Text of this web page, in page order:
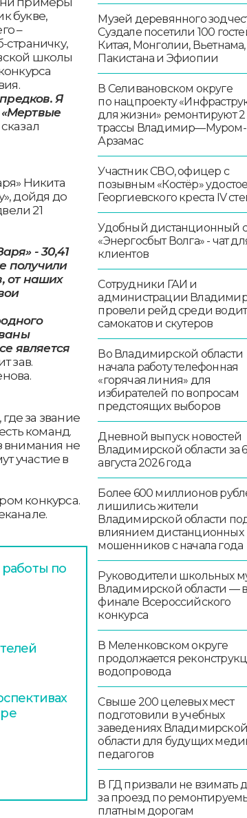
букве,
–
страничку,
школы
Я
«Мертвые
сказал
Никита
дойдя до
21
- 30,41
получили
от наших
является
зав.
за звание
команд.
внимания не
участие в
конкурса.
по
Музей деревянного
Суздале посетили 100
Китая, Монголии, Вьетнама,
Пакистана и Эфиопии
В Селивановском округе
по нацпроекту
для жизни» ремонтируют
трассы Владимир—Муром-
Арзамас
Участник СВО, офицер с
позывным «Костёр»
Георгиевского креста IV
Удобный дистанционный
«Энергосбыт Волга» - чат
клиентов
Сотрудники ГАИ и
администрации
провели рейд среди
самокатов и скутеров
Во Владимирской области
начала работу телефонная
«горячая линия» для
избирателей по вопросам
предстоящих выборов
Дневной выпуск новостей
Владимирской области за 6
августа 2026 года
Более 600 миллионов
лишились жители
Владимирской области
влиянием дистанционных
мошенников с начала года
Руководители школьных
Владимирской области — в
финале Всероссийского
конкурса
В Меленковском округе
продолжается
водопровода
Свыше 200 целевых мест
подготовили в учебных
заведениях Владимирской
области для будущих
педагогов
В ГД призвали не взимать
за проезд по
платным дорогам